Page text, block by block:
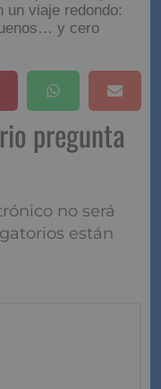
que
cómodos, un
escapada
viaje redondo:
y cero